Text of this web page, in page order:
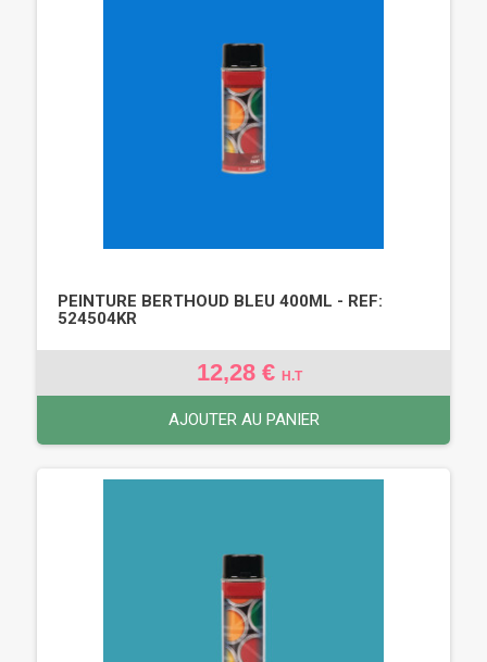
PEINTURE BERTHOUD BLEU 400ML - REF:
524504KR
12,28 € H.T
AJOUTER AU PANIER